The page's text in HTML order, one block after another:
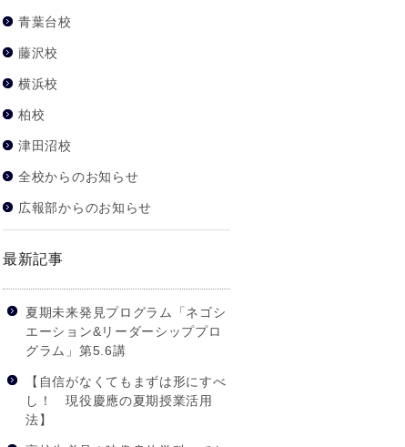
青葉台校
藤沢校
横浜校
柏校
津田沼校
全校からのお知らせ
広報部からのお知らせ
最新記事
夏期未来発見プログラム「ネゴシ
エーション&リーダーシッププロ
グラム」第5.6講
【自信がなくてもまずは形にすべ
し！ 現役慶應の夏期授業活用
法】